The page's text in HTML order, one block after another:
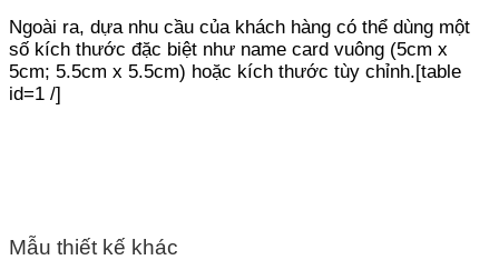
Ngoài ra, dựa nhu cầu của khách hàng có thể dùng một
số kích thước đặc biệt như name card vuông (5cm x
5cm; 5.5cm x 5.5cm) hoặc kích thước tùy chỉnh.[table
id=1 /]
Mẫu thiết kế khác